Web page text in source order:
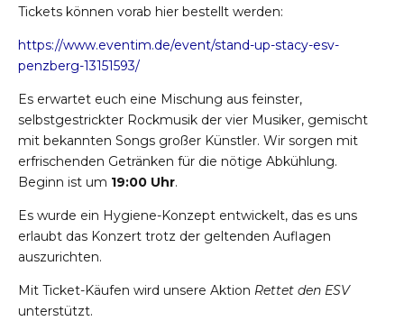
Tickets können vorab hier bestellt werden:
https://www.eventim.de/event/stand-up-stacy-esv-
penzberg-13151593/
Es erwartet euch eine Mischung aus feinster,
selbstgestrickter Rockmusik der vier Musiker, gemischt
mit bekannten Songs großer Künstler. Wir sorgen mit
erfrischenden Getränken für die nötige Abkühlung.
Beginn ist um 19:00 Uhr.
Es wurde ein Hygiene-Konzept entwickelt, das es uns
erlaubt das Konzert trotz der geltenden Auflagen
auszurichten.
Mit Ticket-Käufen wird unsere Aktion Rettet den ESV
unterstützt.